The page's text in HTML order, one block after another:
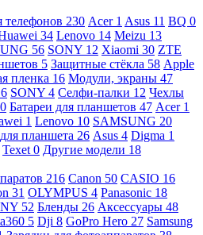
телефонов 230 Acer 1 Asus 11 BQ 0
34 Lenovo 14 Meizu 13
56 SONY 12 Xiaomi 30 ZTE
5 Защитные стёкла 58 Apple
пленка 16 Модули, экраны 47
6 SONY 4 Селфи-палки 12 Чехлы
Батареи для планшетов 47 Acer 1
1 Lenovo 10 SAMSUNG 20
планшета 26 Asus 4 Digma 1
Texet 0 Другие модели 18
216 Canon 50 CASIO 16
31 OLYMPUS 4 Panasonic 18
52 Бленды 26 Аксессуары 48
5 Dji 8 GoPro Hero 27 Samsung